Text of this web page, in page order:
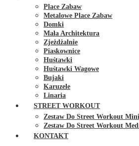
Place Zabaw
Metalowe Place Zabaw
Domki
Mała Architektura
Zjeżdżalnie
Piaskownice
Huśtawki
Huśtawki Wagowe
Bujaki
Karuzele
Linaria
STREET WORKOUT
Zestaw Do Street Workout Mini
Zestaw Do Street Workout
KONTAKT